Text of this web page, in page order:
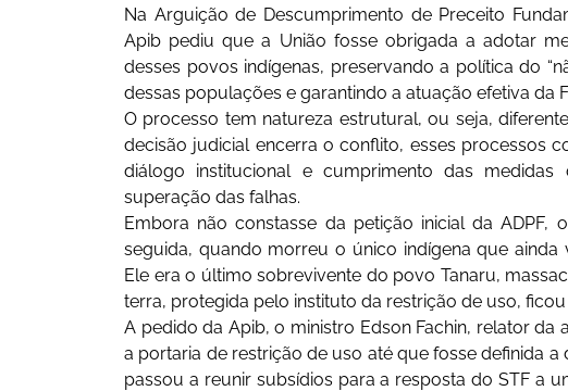
Na Arguição de Descumprimento de Preceito
Apib pediu que a União fosse obrigada a adotar
desses povos indígenas, preservando a política do
dessas populações e garantindo a atuação efetiva da
O processo tem natureza estrutural, ou seja,
decisão judicial encerra o conflito, esses processos
diálogo institucional e cumprimento das
superação das falhas.
Embora não constasse da petição inicial da ADPF,
seguida, quando morreu o único indígena que ainda
Ele era o último sobrevivente do povo Tanaru,
terra, protegida pelo instituto da restrição de uso,
A pedido da Apib, o ministro Edson Fachin, relator da
a portaria de restrição de uso até que fosse definida
passou a reunir subsídios para a resposta do STF a